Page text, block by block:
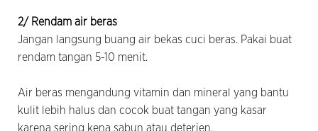
2/ Rendam air beras
Jangan langsung buang air bekas cuci beras. Pakai buat
rendam tangan 5-10 menit.
Air beras mengandung vitamin dan mineral yang bantu
kulit lebih halus dan cocok buat tangan yang kasar
karena sering kena sabun atau deterjen.